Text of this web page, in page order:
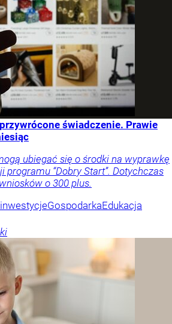
świadczenie. Prawie
ubiegać się o środki na wyprawkę
“Dobry Start”. Dotychczas
o 300 plus.
GospodarkaEdukacja